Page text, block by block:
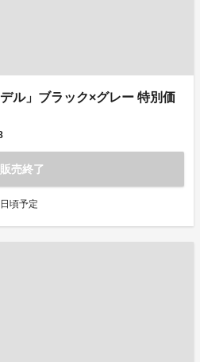
ル」ブラック×グレー 特別価
販売終了
頃予定